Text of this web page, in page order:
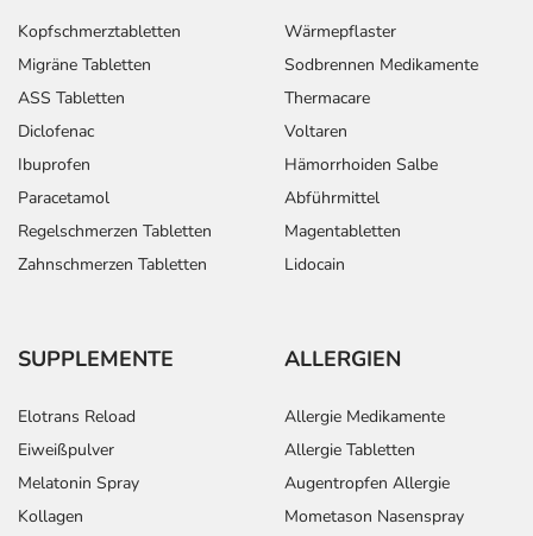
Kopfschmerztabletten
Migräne Tabletten
ASS Tabletten
Diclofenac
Ibuprofen
Paracetamol
Regelschmerzen Tabletten
Zahnschmerzen Tabletten
Wärmepflaster
Sodbrennen Medikamente
Thermacare
Voltaren
Hämorrhoiden Salbe
Abführmittel
Magentabletten
Lidocain
SUPPLEMENTE
Elotrans Reload
Eiweißpulver
Melatonin Spray
Kollagen
ALLERGIEN
Allergie Medikamente
Allergie Tabletten
Augentropfen Allergie
Mometason Nasenspray